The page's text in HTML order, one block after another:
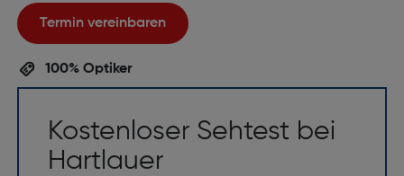
Termin vereinbaren
100% Optiker
Kostenloser Sehtest bei
Hartlauer